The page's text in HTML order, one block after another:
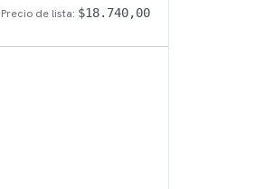
Precio de lista: $18.740,00